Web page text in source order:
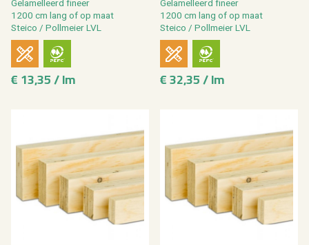
Ge­la­mel­leerd fi­neer
1200 cm lang of op maat
Stei­co / Poll­mei­er LVL
€ 13,35 / lm
Ge­la­mel­leerd fi­neer
1200 cm lang of op maat
Stei­co / Poll­mei­er LVL
€ 32,35 / lm